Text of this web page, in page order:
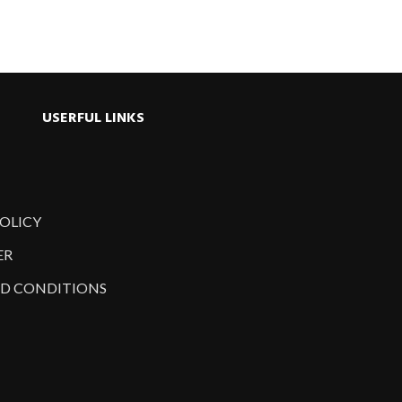
USERFUL LINKS
CONDITIONS